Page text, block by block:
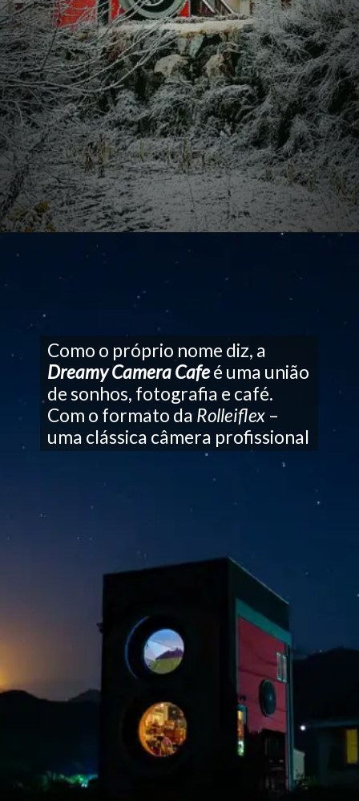
Como o próprio nome diz, a
Dreamy Camera Cafeé uma união
de sonhos, fotografia e café.
Com o formato da Rolleiflex –
uma clássica câmera profissional